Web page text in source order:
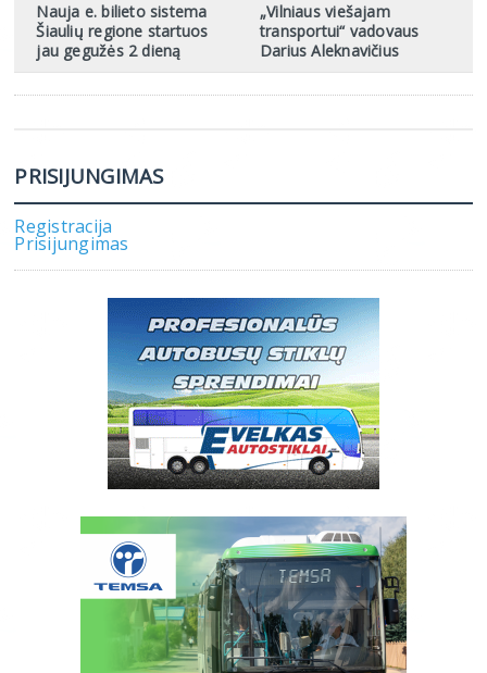
Nauja e. bilieto sistema
Šiaulių regione startuos
jau gegužės 2 dieną
„Vilniaus viešajam
transportui“ vadovaus
Darius Aleknavičius
PRISIJUNGIMAS
Registracija
Prisijungimas